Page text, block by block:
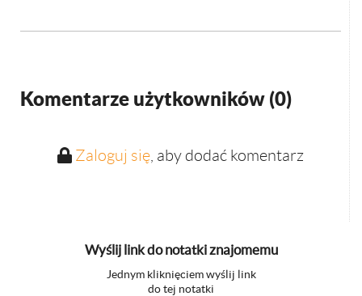
Komentarze użytkowników (0)
Zaloguj się, aby dodać komentarz
Wyślij link do notatki znajomemu
Jednym kliknięciem wyślij link
do tej notatki